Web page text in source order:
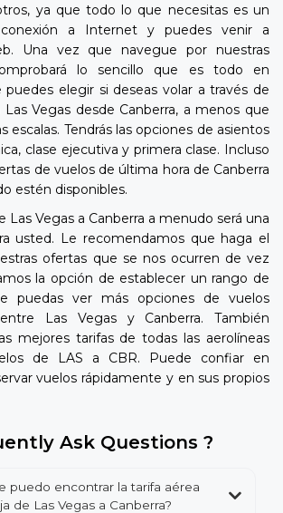
ya que todo lo que necesitas es un
a Internet y puedes venir a
Una vez que navegue por nuestras
lo sencillo que es todo en
puedes elegir si deseas volar a través de
Vegas desde Canberra, a menos que
escalas. Tendrás las opciones de asientos
clase ejecutiva y primera clase. Incluso
de vuelos de última hora de Canberra
estén disponibles.
Las Vegas a Canberra a menudo será una
usted. Le recomendamos que haga el
ofertas que se nos ocurren de vez
la opción de establecer un rango de
puedas ver más opciones de vuelos
Las Vegas y Canberra. También
mejores tarifas de todas las aerolíneas
de LAS a CBR. Puede confiar en
vuelos rápidamente y en sus propios
Ask Questions ?
puedo encontrar la tarifa aérea
de Las Vegas a Canberra?